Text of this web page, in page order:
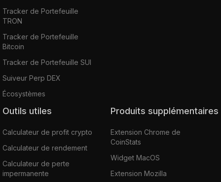
Tracker de Portefeuille
TRON
Tracker de Portefeuille
Bitcoin
Tracker de Portefeuille SUI
Suiveur Perp DEX
Écosystèmes
Outils utiles
Calculateur de profit crypto
Calculateur de rendement
Calculateur de perte
impermanente
Produits supplémentaires
Extension Chrome de
CoinStats
Widget MacOS
Extension Mozilla